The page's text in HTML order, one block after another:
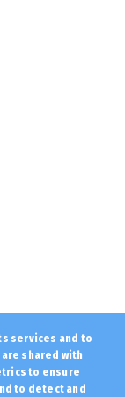
που
services and to
shared with
to ensure
to detect and